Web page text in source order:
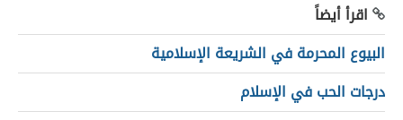
اقرأ أيضاً
البيوع المحرمة في الشريعة الإسلامية
درجات الحب في الإسلام